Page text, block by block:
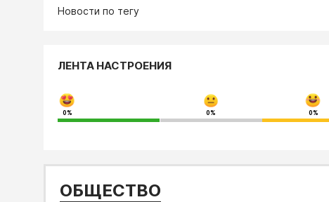
Новости по тегу
ЛЕНТА НАСТРОЕНИЯ
0% 0% 0%
ОБЩЕСТВО